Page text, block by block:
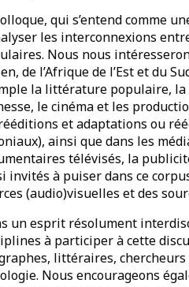
qui s’entend comme
les interconnexions
Nous nous
de l’Afrique de l’Est et du
la littérature populaire,
le cinéma et les
et adaptations ou
ainsi que dans les
télévisés, la
invités à puiser dans ce
(audio)visuelles et des
un esprit résolument
à participer à cette
littéraires, chercheurs
Nous encourageons